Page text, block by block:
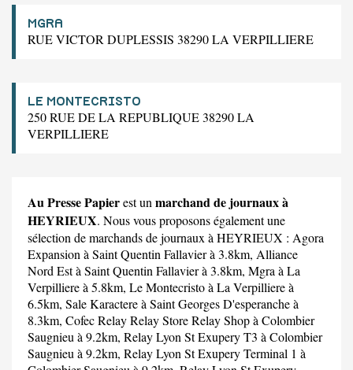
MGRA
RUE VICTOR DUPLESSIS 38290 LA VERPILLIERE
LE MONTECRISTO
250 RUE DE LA REPUBLIQUE 38290 LA
VERPILLIERE
Au Presse Papierest un marchand de journaux à
HEYRIEUX. Nous vous proposons également une
sélection de marchands de journaux à HEYRIEUX : Agora
Expansion à Saint Quentin Fallavier à 3.8km, Alliance
Nord Està Saint Quentin Fallavier à 3.8km, Mgra à La
Verpilliere à 5.8km, Le Montecristoà La Verpilliere à
6.5km, Sale Karactereà Saint Georges D'esperanche à
8.3km, Cofec Relay Relay Store Relay Shopà Colombier
Saugnieu à 9.2km, Relay Lyon St Exupery T3 à Colombier
Saugnieu à 9.2km, Relay Lyon St Exupery Terminal 1 à